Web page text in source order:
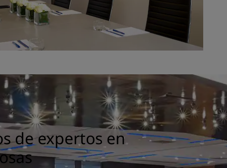
de expertos en